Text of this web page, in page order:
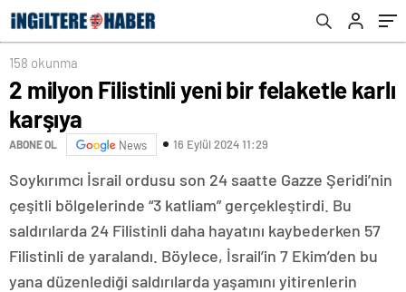
158 okunma
2 milyon Filistinli yeni bir felaketle karlı
karşıya
ABONE OL News 16 Eylül 2024 11:29
Soykırımcı İsrail ordusu son 24 saatte Gazze Şeridi’nin
çeşitli bölgelerinde “3 katliam” gerçekleştirdi. Bu
saldırılarda 24 Filistinli daha hayatını kaybederken 57
Filistinli de yaralandı. Böylece, İsrail’in 7 Ekim’den bu
yana düzenlediği saldırılarda yaşamını yitirenlerin